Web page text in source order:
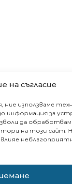
на съгласие
ние използваме
информация за
да
на този сайт.
за
за
в града
за